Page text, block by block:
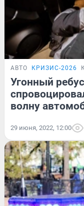
АВТО КРИЗИС-2026
Угонный
волну
29 июня, 2022, 12:00